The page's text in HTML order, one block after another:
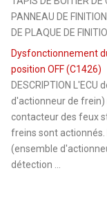
PANNEAU DE
DE PLAQUE DE
Dysfonctionnement
position OFF (C1426)
DESCRIPTION
d'actionneur de
contacteur des feux
freins sont actionnés.
(ensemble
détection ...